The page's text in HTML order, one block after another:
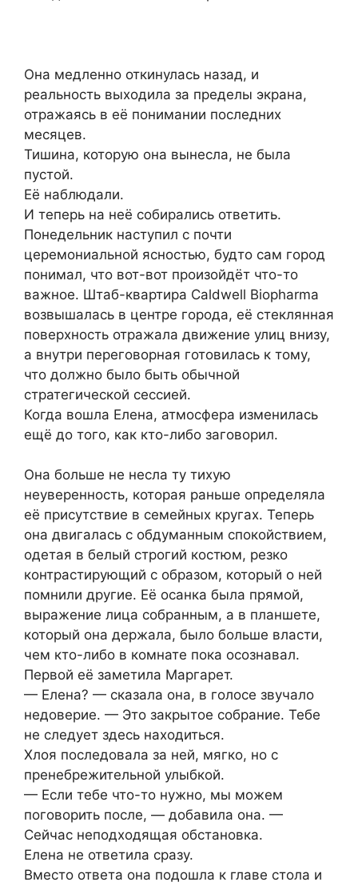
Она медленно откинулась назад, и
реальность выходила за пределы экрана,
отражаясь в её понимании последних
месяцев.
Тишина, которую она вынесла, не была
пустой.
Её наблюдали.
И теперь на неё собирались ответить.
Понедельник наступил с почти
церемониальной ясностью, будто сам город
понимал, что вот-вот произойдёт что-то
важное. Штаб-квартира Caldwell Biopharma
возвышалась в центре города, её стеклянная
поверхность отражала движение улиц внизу,
а внутри переговорная готовилась к тому,
что должно было быть обычной
стратегической сессией.
Когда вошла Елена, атмосфера изменилась
ещё до того, как кто-либо заговорил.
Она больше не несла ту тихую
неуверенность, которая раньше определяла
её присутствие в семейных кругах. Теперь
она двигалась с обдуманным спокойствием,
одетая в белый строгий костюм, резко
контрастирующий с образом, который о ней
помнили другие. Её осанка была прямой,
выражение лица собранным, а в планшете,
который она держала, было больше власти,
чем кто-либо в комнате пока осознавал.
Первой её заметила Маргарет.
— Елена? — сказала она, в голосе звучало
недоверие. — Это закрытое собрание. Тебе
не следует здесь находиться.
Хлоя последовала за ней, мягко, но с
пренебрежительной улыбкой.
— Если тебе что-то нужно, мы можем
поговорить после, — добавила она. —
Сейчас неподходящая обстановка.
Елена не ответила сразу.
Вместо ответа она подошла к главе стола и